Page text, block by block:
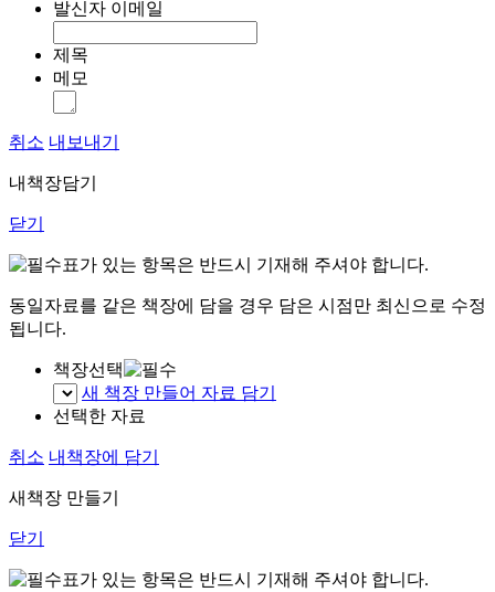
발신자 이메일
제목
메모
취소 내보내기
내책장담기
닫기
표가 있는 항목은 반드시 기재해 주셔야 합니다.
동일자료를 같은 책장에 담을 경우 담은 시점만 최신으로 수정
됩니다.
책장선택
새 책장 만들어 자료 담기
선택한 자료
취소 내책장에 담기
새책장 만들기
닫기
표가 있는 항목은 반드시 기재해 주셔야 합니다.